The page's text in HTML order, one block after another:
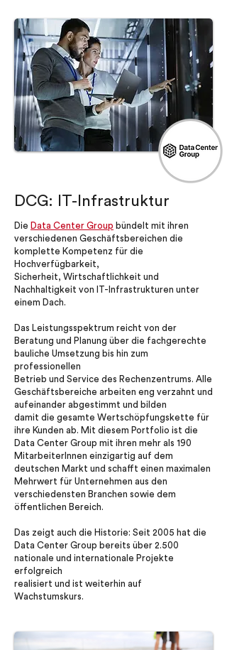
DCG: IT-Infrastruktur
Die Data Center Group bündelt mit ihren
verschiedenen Geschäftsbereichen die
komplette Kompetenz für die
Hochverfügbarkeit,
Sicherheit, Wirtschaftlichkeit und
Nachhaltigkeit von IT-Infrastrukturen unter
einem Dach.
Das Leistungsspektrum reicht von der
Beratung und Planung über die fachgerechte
bauliche Umsetzung bis hin zum
professionellen
Betrieb und Service des Rechenzentrums. Alle
Geschäftsbereiche arbeiten eng verzahnt und
aufeinander abgestimmt und bilden
damit die gesamte Wertschöpfungskette für
ihre Kunden ab. Mit diesem Portfolio ist die
Data Center Group mit ihren mehr als 190
MitarbeiterInnen einzigartig auf dem
deutschen Markt und schafft einen maximalen
Mehrwert für Unternehmen aus den
verschiedensten Branchen sowie dem
öffentlichen Bereich.
Das zeigt auch die Historie: Seit 2005 hat die
Data Center Group bereits über 2.500
nationale und internationale Projekte
erfolgreich
realisiert und ist weiterhin auf
Wachstumskurs.